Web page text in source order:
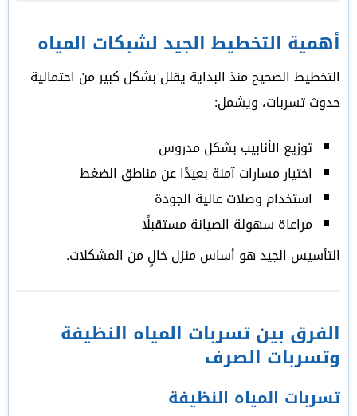
أهمية التخطيط الجيد لشبكات المياه
التخطيط الصحيح منذ البداية يقلل بشكل كبير من احتمالية
حدوث تسربات، ويشمل:
توزيع الأنابيب بشكل مدروس
اختيار مسارات آمنة بعيدًا عن مناطق الضغط
استخدام وصلات عالية الجودة
مراعاة سهولة الصيانة مستقبلًا
التأسيس الجيد هو أساس منزل خالٍ من المشكلات.
الفرق بين تسربات المياه النظيفة
وتسربات الصرف
تسربات المياه النظيفة